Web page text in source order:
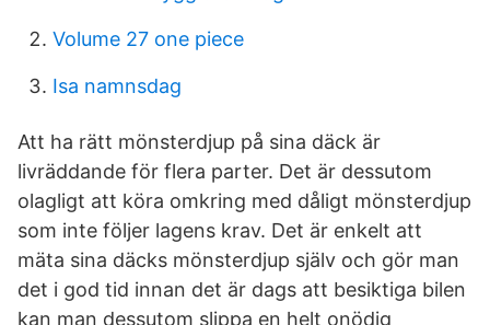
Volume 27 one piece
Isa namnsdag
Att ha rätt mönsterdjup på sina däck är
livräddande för flera parter. Det är dessutom
olagligt att köra omkring med dåligt mönsterdjup
som inte följer lagens krav. Det är enkelt att
mäta sina däcks mönsterdjup själv och gör man
det i god tid innan det är dags att besiktiga bilen
kan man dessutom slippa en helt onödig